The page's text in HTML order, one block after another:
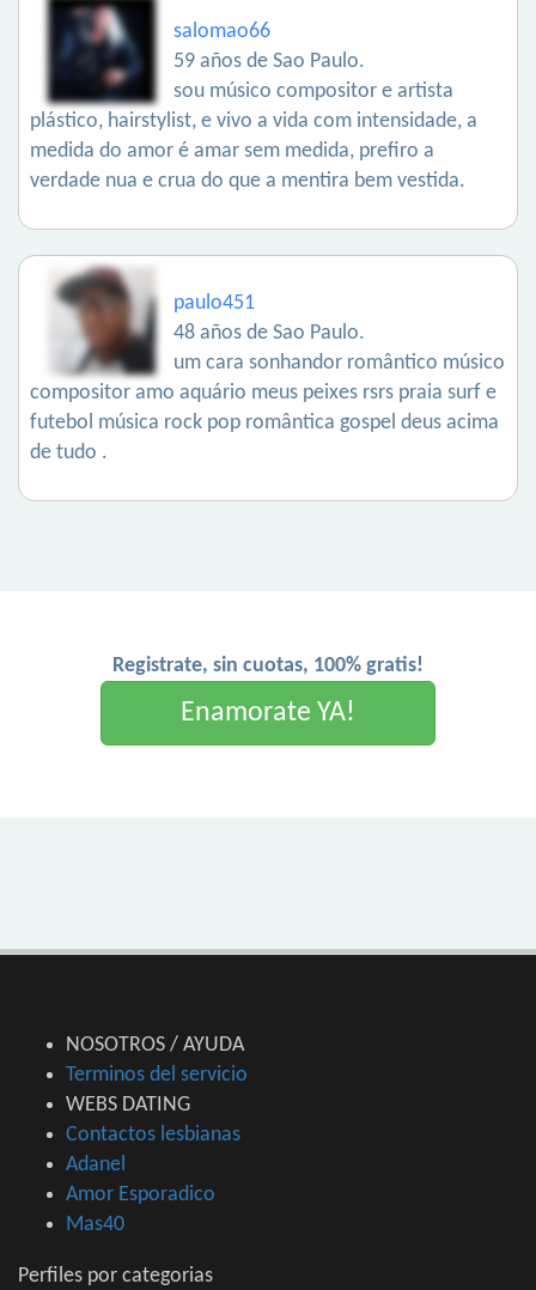
salomao66
59 años de Sao Paulo.
sou músico compositor e artista
plástico, hairstylist, e vivo a vida com intensidade, a
medida do amor é amar sem medida, prefiro a
verdade nua e crua do que a mentira bem vestida.
paulo451
48 años de Sao Paulo.
um cara sonhandor romântico músico
compositor amo aquário meus peixes rsrs praia surf e
futebol música rock pop romântica gospel deus acima
de tudo .
Registrate, sin cuotas, 100% gratis!
Enamorate YA!
NOSOTROS / AYUDA
Terminos del servicio
WEBS DATING
Contactos lesbianas
Adanel
Amor Esporadico
Mas40
Perfiles por categorias